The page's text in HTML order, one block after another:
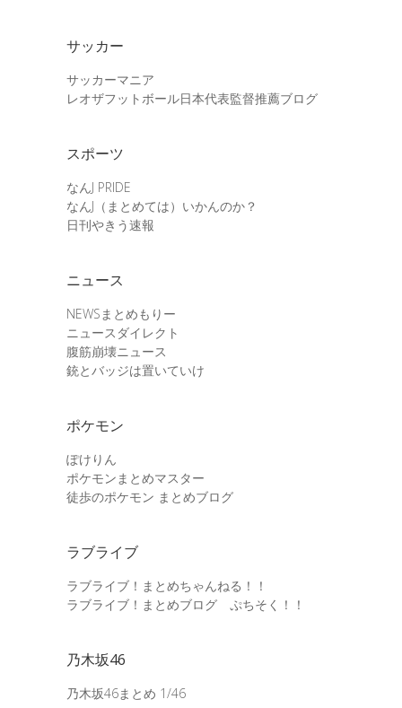
サッカー
サッカーマニア
レオザフットボール日本代表監督推薦ブログ
スポーツ
なんJ PRIDE
なんJ（まとめては）いかんのか？
日刊やきう速報
ニュース
NEWSまとめもりー
ニュースダイレクト
腹筋崩壊ニュース
銃とバッジは置いていけ
ポケモン
ぽけりん
ポケモンまとめマスター
徒歩のポケモン まとめブログ
ラブライブ
ラブライブ！まとめちゃんねる！！
ラブライブ！まとめブログ ぷちそく！！
乃木坂46
乃木坂46まとめ 1/46